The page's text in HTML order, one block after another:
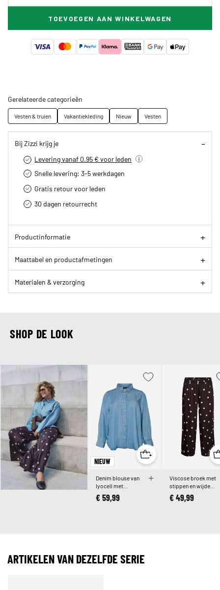
TOEVOEGEN AAN WINKELWAGEN
Gerelateerde categorieën
Vesten & truien Vakantiekleding Nieuw Vesten
Bij Zizzi krijg je
Levering vanaf 0.95 € voor leden
Snelle levering: 3-5 werkdagen
Gratis retour voor leden
30 dagen retourrecht­
Productinformatie
Maattabel en productafmetingen
Materialen & verzorging
SHOP DE LOOK
NIEUW
Denim blouse van
lyocell met
drukknopen
€ 59,99
Viscose broek met
stippen en wijde
pijpen
€ 49,99
ARTIKELEN VAN DEZELFDE SERIE